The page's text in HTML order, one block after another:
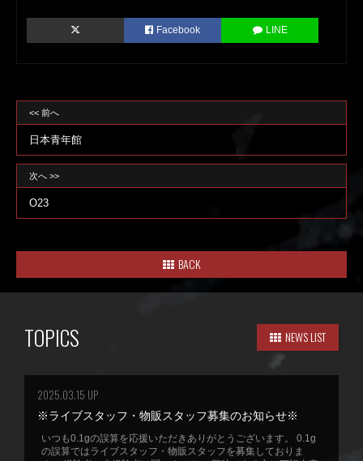
Facebook LINE
<< 前へ
日本青年館
次へ >>
O23
BACK
TOPICS NEWS LIST
2025.03.15 UP
※ライブスタッフ・物販スタッフ募集のお知らせ※
いつも0.1gの誤算を応援いただきありがとうございます。 0.1g
の誤算ではライブスタッフ・物販スタッフを募集しておりま